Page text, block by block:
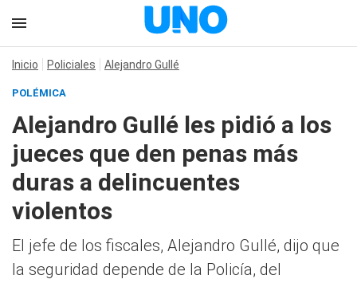
Inicio Policiales Alejandro Gullé
POLÉMICA
Alejandro Gullé les pidió a los
jueces que den penas más
duras a delincuentes
violentos
El jefe de los fiscales, Alejandro Gullé, dijo que
la seguridad depende de la Policía, del